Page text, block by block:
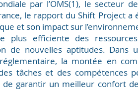
par l’OMS(1), le secteur
le rapport du Shift Project a
et son impact sur
plus efficiente des
de nouvelles aptitudes.
la montée en
tâches et des compétences
garantir un meilleur confort